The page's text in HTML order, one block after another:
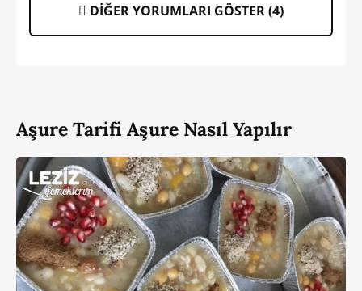
DİĞER YORUMLARI GÖSTER (4)
Aşure Tarifi Aşure Nasıl Yapılır